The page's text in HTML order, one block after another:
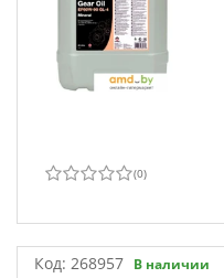
(0)
Код: 268957 В наличии